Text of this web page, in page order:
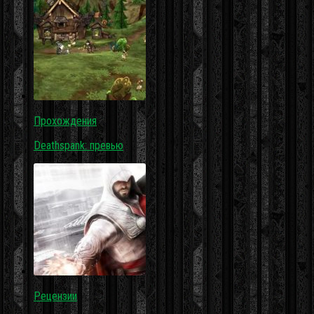
Прохождения
Deathspank: превью
Рецензии